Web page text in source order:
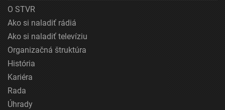
O STVR
Ako si naladiť rádiá
Ako si naladiť televíziu
Organizačná štruktúra
História
Kariéra
Rada
Úhrady